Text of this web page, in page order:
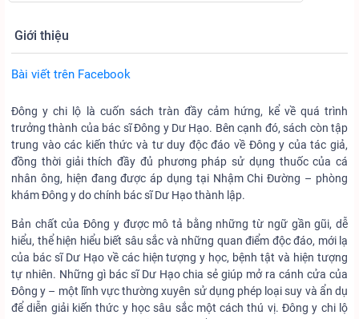
Giới thiệu
Bài viết trên Facebook
Đông y chi lộ là cuốn sách tràn đầy cảm hứng, kể về quá trình
trưởng thành của bác sĩ Đông y Dư Hạo. Bên cạnh đó, sách còn tập
trung vào các kiến thức và tư duy độc đáo về Đông y của tác giả,
đồng thời giải thích đầy đủ phương pháp sử dụng thuốc của cá
nhân ông, hiện đang được áp dụng tại Nhậm Chi Đường – phòng
khám Đông y do chính bác sĩ Dư Hạo thành lập.
Bản chất của Đông y được mô tả bằng những từ ngữ gần gũi, dễ
hiểu, thể hiện hiểu biết sâu sắc và những quan điểm độc đáo, mới lạ
của bác sĩ Dư Hạo về các hiện tượng y học, bệnh tật và hiện tượng
tự nhiên. Những gì bác sĩ Dư Hạo chia sẻ giúp mở ra cánh cửa của
Đông y – một lĩnh vực thường xuyên sử dụng phép loại suy và ẩn dụ
để diễn giải kiến ​​thức y học sâu sắc một cách thú vị. Đông y chi lộ